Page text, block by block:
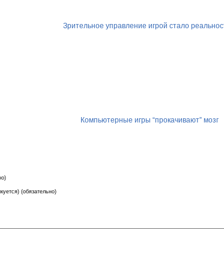
Зрительное управление игрой стало
Компьютерные игры “прокачивают” мозг
(обязательно)